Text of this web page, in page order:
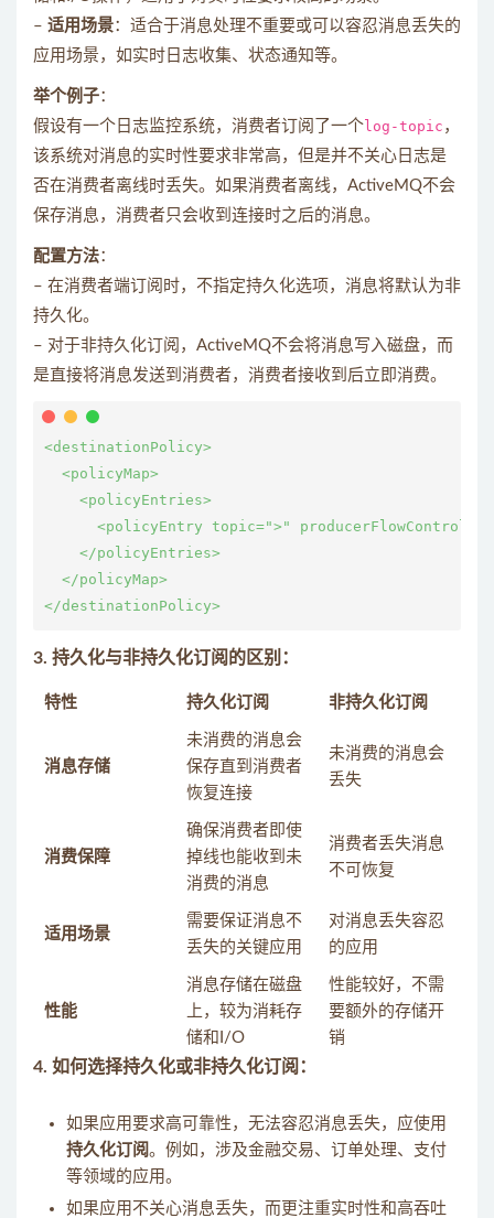
– 适用场景：适合于消息处理不重要或可以容忍消息丢失的
应用场景，如实时日志收集、状态通知等。
举个例子：
假设有一个日志监控系统，消费者订阅了一个 log-topic ，
该系统对消息的实时性要求非常高，但是并不关心日志是
否在消费者离线时丢失。如果消费者离线，ActiveMQ不会
保存消息，消费者只会收到连接时之后的消息。
配置方法：
– 在消费者端订阅时，不指定持久化选项，消息将默认为非
持久化。
– 对于非持久化订阅，ActiveMQ不会将消息写入磁盘，而
是直接将消息发送到消费者，消费者接收到后立即消费。
<destinationPolicy>
  <policyMap>
    <policyEntries>
<policyEntry topic=">"
    </policyEntries>
  </policyMap>
3. 持久化与非持久化订阅的区别 ：
特性 持久化订阅 非持久化订阅
消息存储
未消费的消息会
保存直到消费者
恢复连接
未消费的消息会
丢失
消费保障
确保消费者即使
掉线也能收到未
消费的消息
消费者丢失消息
不可恢复
适用场景
需要保证消息不
丢失的关键应用
对消息丢失容忍
的应用
性能
消息存储在磁盘
上，较为消耗存
储和I/O
性能较好，不需
要额外的存储开
销
4. 如何选择持久化或非持久化订阅 ：
如果应用要求高可靠性，无法容忍消息丢失，应使用
持久化订阅。例如，涉及金融交易、订单处理、支付
等领域的应用。
如果应用不关心消息丢失，而更注重实时性和高吞吐